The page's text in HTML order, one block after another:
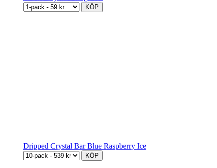
KÖP
Dripped Crystal Bar Blue Raspberry Ice
KÖP